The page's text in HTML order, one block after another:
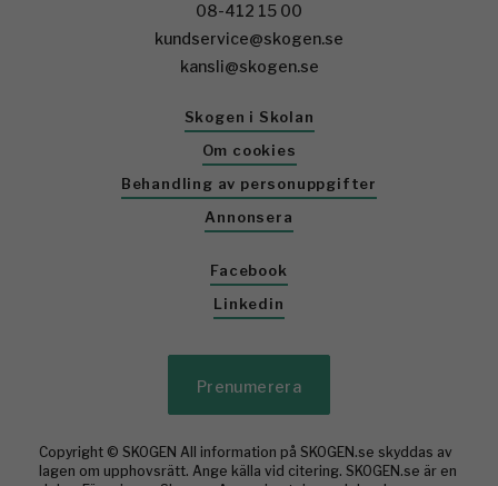
08-412 15 00
kundservice@skogen.se
kansli@skogen.se
Skogen i Skolan
Om cookies
Behandling av personuppgifter
Annonsera
Facebook
Linkedin
Prenumerera
Copyright © SKOGEN All information på SKOGEN.se skyddas av
lagen om upphovsrätt. Ange källa vid citering. SKOGEN.se är en